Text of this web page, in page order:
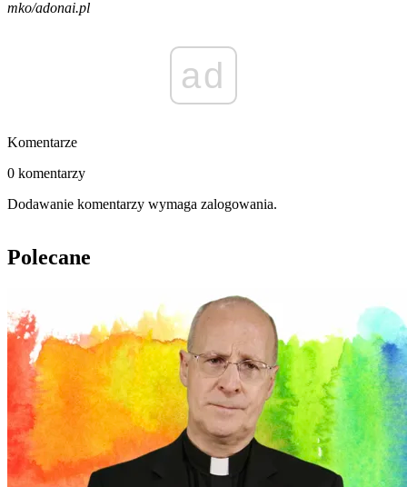
mko/adonai.pl
ad
Komentarze
0 komentarzy
Dodawanie komentarzy wymaga zalogowania.
Polecane